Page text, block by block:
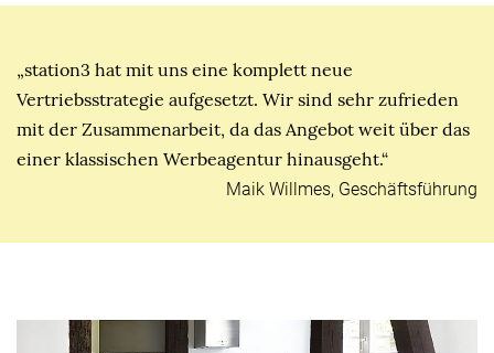
„station3 hat mit uns eine komplett neue
Vertriebsstrategie aufgesetzt. Wir sind sehr zufrieden
mit der Zusammenarbeit, da das Angebot weit über das
einer klassischen Werbeagentur hinausgeht.“
Maik Willmes, Geschäftsführung